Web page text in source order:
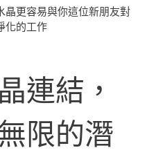
晶更容易與你這位新朋友對
化的工作
連結，
限的潛